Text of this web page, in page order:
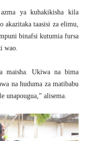
ya kuhakikisha kila
akazitaka taasisi za elimu,
binafsi kutumia fursa
wao.
maisha. Ukiwa na bima
na huduma za matibabu
unapougua,” alisema.